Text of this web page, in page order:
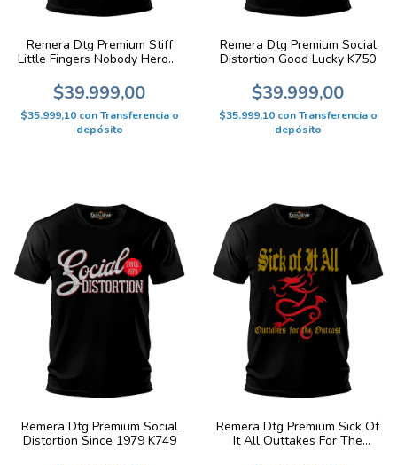
Remera Dtg Premium Stiff
Little Fingers Nobody Heroes
$39.999,00
$35.999,10 con Transferencia o
depósito
Remera Dtg Premium Social
Distortion Good Lucky K750
$39.999,00
$35.999,10 con Transferencia o
depósito
Remera Dtg Premium Social
Distortion Since 1979 K749
Remera Dtg Premium Sick Of
It All Outtakes For The